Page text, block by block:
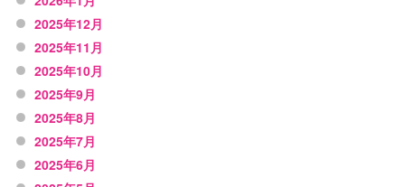
2025年12月
2025年11月
2025年10月
2025年9月
2025年8月
2025年7月
2025年6月